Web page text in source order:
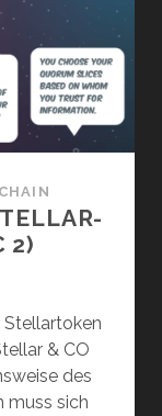
2)
Stellartoken
& CO
des
muss sich